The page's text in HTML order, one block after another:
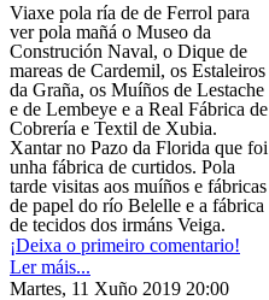
Viaxe pola ría de de Ferrol para
ver pola mañá o Museo da
Construción Naval, o Dique de
mareas de Cardemil, os Estaleiros
da Graña, os Muíños de Lestache
e de Lembeye e a Real Fábrica de
Cobrería e Textil de Xubia.
Xantar no Pazo da Florida que foi
unha fábrica de curtidos. Pola
tarde visitas aos muíños e fábricas
de papel do río Belelle e a fábrica
de tecidos dos irmáns Veiga.
¡Deixa o primeiro comentario!
Ler máis...
Martes, 11 Xuño 2019 20:00